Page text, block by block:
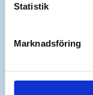
Statistik
Marknadsföring